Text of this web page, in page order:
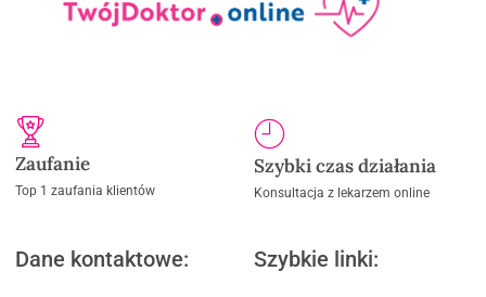
Zaufanie
Top 1 zaufania klientów
Szybki czas działania
Konsultacja z lekarzem online
Dane kontaktowe: Szybkie linki: